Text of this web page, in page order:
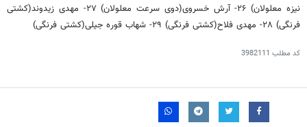
نیزه معلولان) ۲۶- آرش خسروی(دوی سرعت معلولان) ۲۷- مهدی زیدوند(کشتی
فرنگی) ۲۸- مهدی فلاح(کشتی فرنگی) ۲۹- شهاب قوره جیلی(کشتی فرنگی)
کد مطلب 3982111